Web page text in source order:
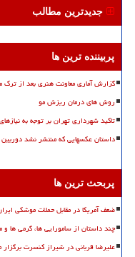
جدیدترین مطالب
پربیننده ترین ها
گزارش آماری معاونت هنری بعد از ترک مخاصمه فعالیت
روش های درمان ریزش مو
تاکید شهرداری تهران بر توجه به
داستان عکسهایی که منتشر نشد
پربحث ترین ها
ضعف آمریکا در مقابل حملات موشکی
چند داستان از سامورایی ها، گرمی
علیرضا قربانی در شیراز کنسرت برگزار